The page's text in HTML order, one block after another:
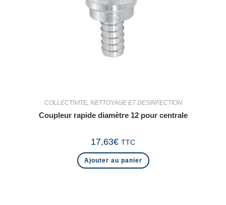
COLLECTIVITE, NETTOYAGE ET DESINFECTION
Coupleur rapide diamètre 12 pour centrale
17,63€ TTC
Ajouter au panier